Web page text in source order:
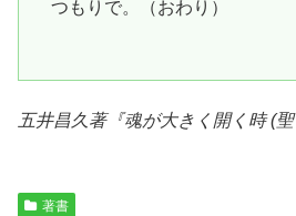
つもりで。（おわり）
五井昌久著『魂が大きく開く時 (
著書